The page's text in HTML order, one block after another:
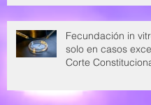
Fecundación in
solo en casos
Corte